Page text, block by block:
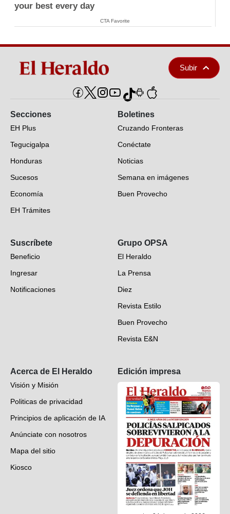
your best every day
CTA Favorite
Subir
Secciones
EH Plus
Tegucigalpa
Honduras
Sucesos
Economía
EH Trámites
EH Verifica
Fotogalerías
Deportes
Videos
Boletines
Cruzando Fronteras
Conéctate
Noticias
Semana en imágenes
Buen Provecho
Suscríbete
Beneficio
Ingresar
Notificaciones
Grupo OPSA
El Heraldo
La Prensa
Diez
Revista Estilo
Buen Provecho
Revista E&N
Acerca de El Heraldo
Visión y Misión
Politicas de privacidad
Principios de aplicación de IA
Anúnciate con nosotros
Mapa del sitio
Kiosco
Edición impresa